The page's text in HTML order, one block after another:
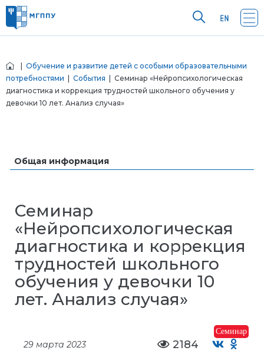
Обучение и развитие детей с особыми образовательными
потребностями
События | Семинар «Нейропсихологическая
диагностика и коррекция трудностей школьного обучения у
девочки 10 лет. Анализ случая»
Общая информация
Семинар
«Нейропсихологическая
диагностика и коррекция
трудностей школьного
обучения у девочки 10
лет. Анализ случая»
Семинар
29 марта 2023 2184